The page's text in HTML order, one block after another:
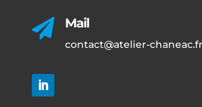
 Mail
contact@atelier-chaneac.fr